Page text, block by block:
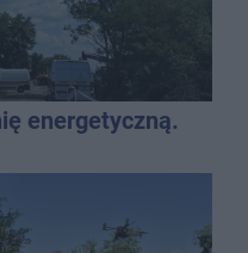
energetyczną.